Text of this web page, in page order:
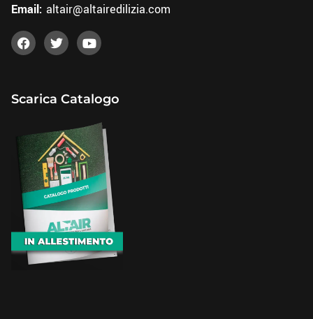
Email: altair@altairedilizia.com
Scarica Catalogo